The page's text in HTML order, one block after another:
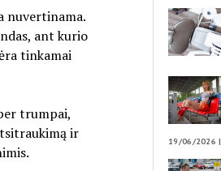
nuvertinama.
ant kurio
tinkamai
trumpai,
ir
19/06/2026 |